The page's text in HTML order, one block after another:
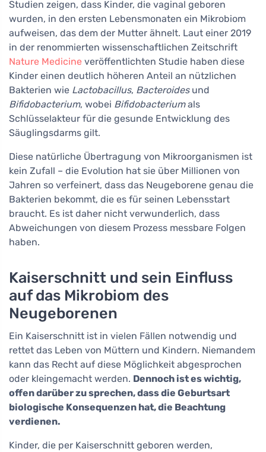
Studien zeigen, dass Kinder, die vaginal geboren
wurden, in den ersten Lebensmonaten ein Mikrobiom
aufweisen, das dem der Mutter ähnelt. Laut einer 2019
in der renommierten wissenschaftlichen Zeitschrift
Nature Medicine veröffentlichten Studie haben diese
Kinder einen deutlich höheren Anteil an nützlichen
Bakterien wie Lactobacillus, Bacteroidesund
Bifidobacterium, wobei Bifidobacteriumals
Schlüsselakteur für die gesunde Entwicklung des
Säuglingsdarms gilt.
Diese natürliche Übertragung von Mikroorganismen ist
kein Zufall – die Evolution hat sie über Millionen von
Jahren so verfeinert, dass das Neugeborene genau die
Bakterien bekommt, die es für seinen Lebensstart
braucht. Es ist daher nicht verwunderlich, dass
Abweichungen von diesem Prozess messbare Folgen
haben.
Kaiserschnitt und sein Einfluss
auf das Mikrobiom des
Neugeborenen
Ein Kaiserschnitt ist in vielen Fällen notwendig und
rettet das Leben von Müttern und Kindern. Niemandem
kann das Recht auf diese Möglichkeit abgesprochen
oder kleingemacht werden. Dennoch ist es wichtig,
offen darüber zu sprechen, dass die Geburtsart
biologische Konsequenzen hat, die Beachtung
verdienen.
Kinder, die per Kaiserschnitt geboren werden,